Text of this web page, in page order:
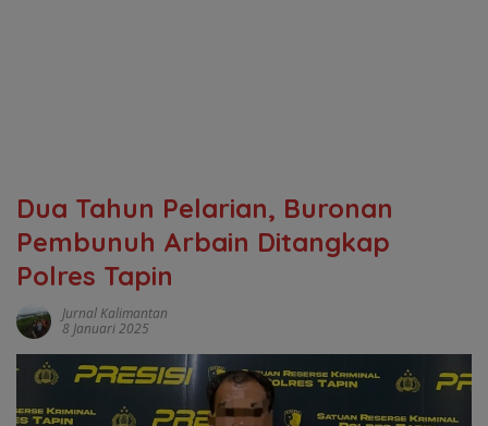
Dua Tahun Pelarian, Buronan
Pembunuh Arbain Ditangkap
Polres Tapin
Jurnal Kalimantan
8 Januari 2025